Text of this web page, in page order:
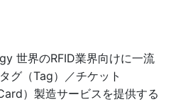
世界のRFID業界向けに一流
グ（Tag）／チケット
）製造サービスを提供する